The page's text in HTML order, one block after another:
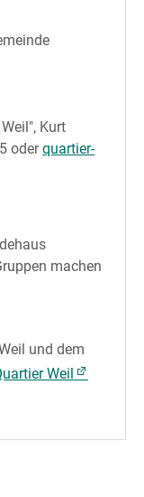
Kurt
oderquartier-
machen
und dem
Weil